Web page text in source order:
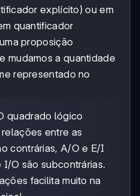
explícito) ou em
quantificador
proposição
mudamos a quantidade
representado no
quadrado lógico
entre as
contrárias, A/O e E/I
O são subcontrárias.
facilita muito na